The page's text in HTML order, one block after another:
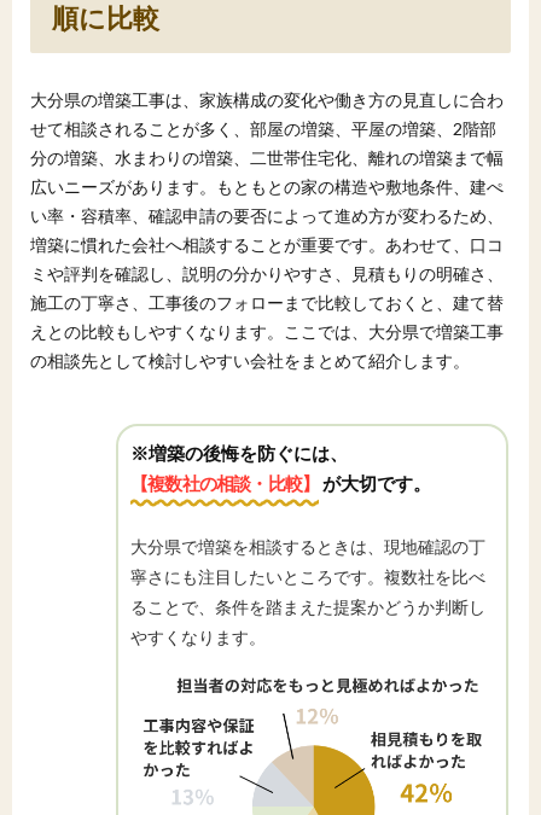
順に比較
大分県の増築工事は、家族構成の変化や働き方の見直しに合わ
せて相談されることが多く、部屋の増築、平屋の増築、2階部
分の増築、水まわりの増築、二世帯住宅化、離れの増築まで幅
広いニーズがあります。もともとの家の構造や敷地条件、建ぺ
い率・容積率、確認申請の要否によって進め方が変わるため、
増築に慣れた会社へ相談することが重要です。あわせて、口コ
ミや評判を確認し、説明の分かりやすさ、見積もりの明確さ、
施工の丁寧さ、工事後のフォローまで比較しておくと、建て替
えとの比較もしやすくなります。ここでは、大分県で増築工事
の相談先として検討しやすい会社をまとめて紹介します。
※増築の後悔を防ぐには、
【複数社の相談・比較】
が大切です。
大分県で増築を相談するときは、現地確認の丁
寧さにも注目したいところです。複数社を比べ
ることで、条件を踏まえた提案かどうか判断し
やすくなります。